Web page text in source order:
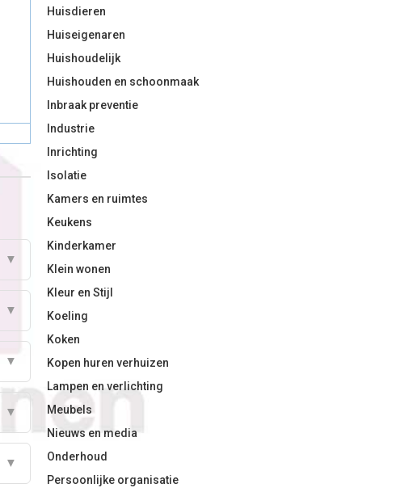
▼
▼
▼
▼
▼
Huisdieren
Huiseigenaren
Huishoudelijk
Huishouden en schoonmaak
Inbraak preventie
Industrie
Inrichting
Isolatie
Kamers en ruimtes
Keukens
Kinderkamer
Klein wonen
Kleur en Stijl
Koeling
Koken
Kopen huren verhuizen
Lampen en verlichting
Meubels
Nieuws en media
Onderhoud
Persoonlijke organisatie